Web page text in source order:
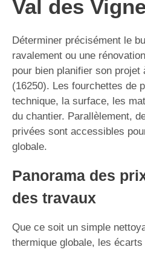
Val des
Déterminer précisément le
ravalement ou une
pour bien planifier son projet
(16250). Les fourchettes de
technique, la surface, les
du chantier. Parallèlement,
privées sont accessibles
globale.
Panorama des
des travaux
Que ce soit un simple
thermique globale, les